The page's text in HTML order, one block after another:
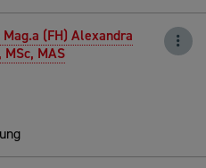
(FH) Alexandra
MAS